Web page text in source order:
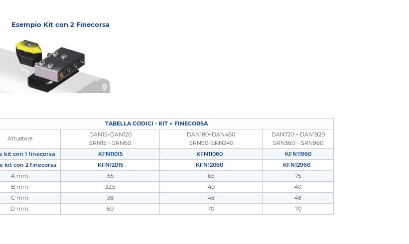
Esempio Kit con 2 Finecorsa
TABELLA CODICI - KIT + FINECORSA
Attuatore
DAN15÷DAN120
SRN15 ÷ SRN60
DAN180÷DAN480
SRN90÷SRN240
DAN720 ÷ DAN1920
SRN360 ÷ SRN960
kit con 1 finecorsa
KFN11015 KFN11060
KFN11960
kit con 2 finecorsa
KFN12015 KFN12060
KFN12960
A mm.
65 65
75
B mm.
32,5 40
40
C mm.
38 48
48
D mm.
60 70 70